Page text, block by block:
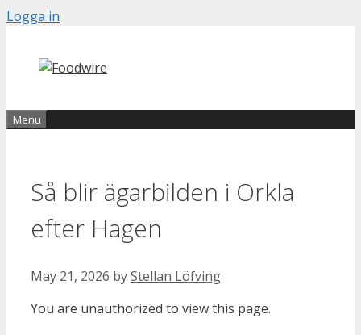
Skip
content
Logga in
Menu
Så blir ägarbilden i Orkla
efter Hagen
May 21, 2026 byStellan Löfving
You are unauthorized to view this page.